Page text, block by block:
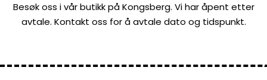
Besøk oss i vår butikk på Kongsberg. Vi har åpent etter
avtale. Kontakt oss for å avtale dato og tidspunkt.